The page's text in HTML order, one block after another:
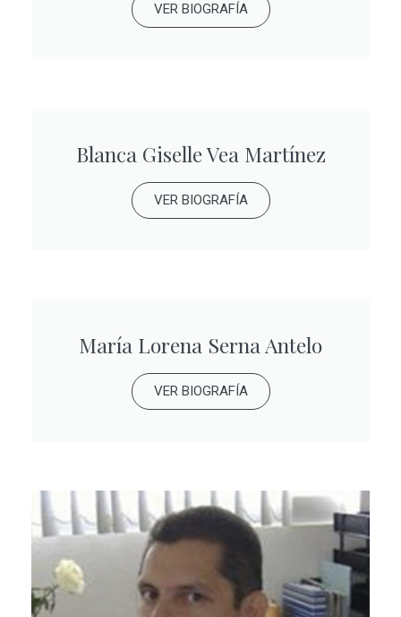
VER BIOGRAFÍA
Blanca Giselle Vea Martínez
VER BIOGRAFÍA
María Lorena Serna Antelo
VER BIOGRAFÍA